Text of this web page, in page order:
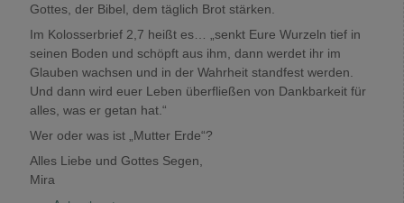
Gottes, der Bibel, dem täglich Brot stärken.
Im Kolosserbrief 2,7 heißt es… „senkt Eure Wurzeln tief in
seinen Boden und schöpft aus ihm, dann werdet ihr im
Glauben wachsen und in der Wahrheit standfest werden.
Und dann wird euer Leben überfließen von Dankbarkeit für
alles, was er getan hat.“
Wer oder was ist „Mutter Erde“?
Alles Liebe und Gottes Segen,
Mira